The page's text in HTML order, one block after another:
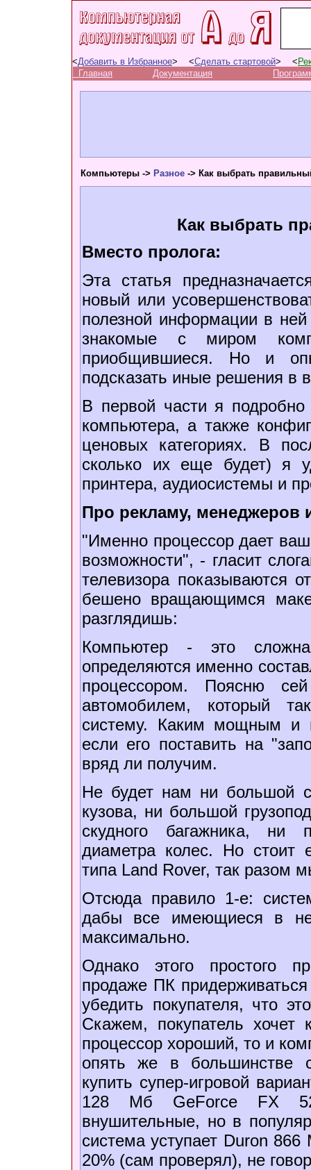
<Добавить в Избранное> <Сделать стартовой> <
Главная
Документация
Компьютеры -> Разное -> Как выбрать
Как выбрать
Вместо пролога:
Эта статья
новый или
полезной информации в
знакомые с миром
приобщившиеся. Но и
подсказать иные решения в
В первой части я
компьютера, а также
ценовых категориях. В
сколько их еще будет) я
принтера, аудиосистемы и
Про рекламу,
"Именно процессор дает
возможности", - гласит
телевизора показываются
бешено вращающимся
разглядишь:
Компьютер - это
определяются именно
процессором. Поясню
автомобилем, который
систему. Каким мощным и
если его поставить на
вряд ли получим.
Не будет нам ни большой
кузова, ни большой
скудного багажника, ни
диаметра колес. Но стоит
типа Land Rover, так разом
Отсюда правило 1-е:
дабы все имеющиеся в
максимально.
Однако этого простого
продаже ПК
убедить покупателя, что
Скажем, покупатель
процессор хороший, то и
опять же в большинстве
купить супер-игровой
128 Мб GeForce FX
внушительные, но в
система уступает Duron
20% (сам проверял), не